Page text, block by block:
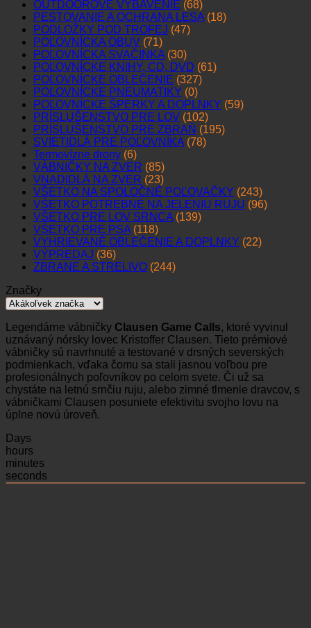
OUTDOOROVÉ VYBAVENIE (68)
PESTOVANIE A OCHRANA LESA (18)
PODLOŽKY POD TROFEJ (47)
POĽOVNÍCKA OBUV (71)
POĽOVNÍCKA SVAČINKA (30)
POĽOVNÍCKE KNIHY, CD, DVD (61)
POĽOVNÍCKE OBLEČENIE (327)
POĽOVNÍCKE PNEUMATIKY (0)
POĽOVNÍCKE ŠPERKY A DOPLNKY (59)
PRÍSLUŠENSTVO PRE LOV (102)
PRÍSLUŠENSTVO PRE ZBRAŇ (195)
SVIETIDLÁ PRE POĽOVNÍKA (78)
Termovízne drony (6)
VÁBNIČKY NA ZVER (85)
VNADIDLÁ NA ZVER (23)
VŠETKO NA SPOLOČNÉ POĽOVAČKY (243)
VŠETKO POTREBNÉ NA JELENIU RUJU (96)
VŠETKO PRE LOV SRNCA (139)
VŠETKO PRE PSA (118)
VYHRIEVANÉ OBLEČENIE A DOPLNKY (22)
VÝPREDAJ (36)
ZBRANE A STRELIVO (244)
Značky
Legendárne vábničky Clausen Game Calls, ktoré vyvinul
uznávaný nórsky lovec Kristoffer Clausen. Tieto prémiové
vábničky sú navrhnuté a testované v drsných severských
podmienkach, vďaka čomu sa stali jasnou voľbou pre
profesionálnych poľovníkov po celom svete. Či už sa
chystáte na letnú srnčiu ruju, alebo zimné tlmenie dravcov, s
vábničkami Clausen posuniete efektivitu svojho lovu na
úplne novú úroveň.
Days
hours
minutes
seconds